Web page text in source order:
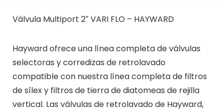
Válvula Multiport 2″ VARI FLO – HAYWARD
Hayward ofrece una línea completa de válvulas
selectoras y corredizas de retrolavado
compatible con nuestra línea completa de filtros
de sílex y filtros de tierra de diatomeas de rejilla
vertical. Las válvulas de retrolavado de Hayward,